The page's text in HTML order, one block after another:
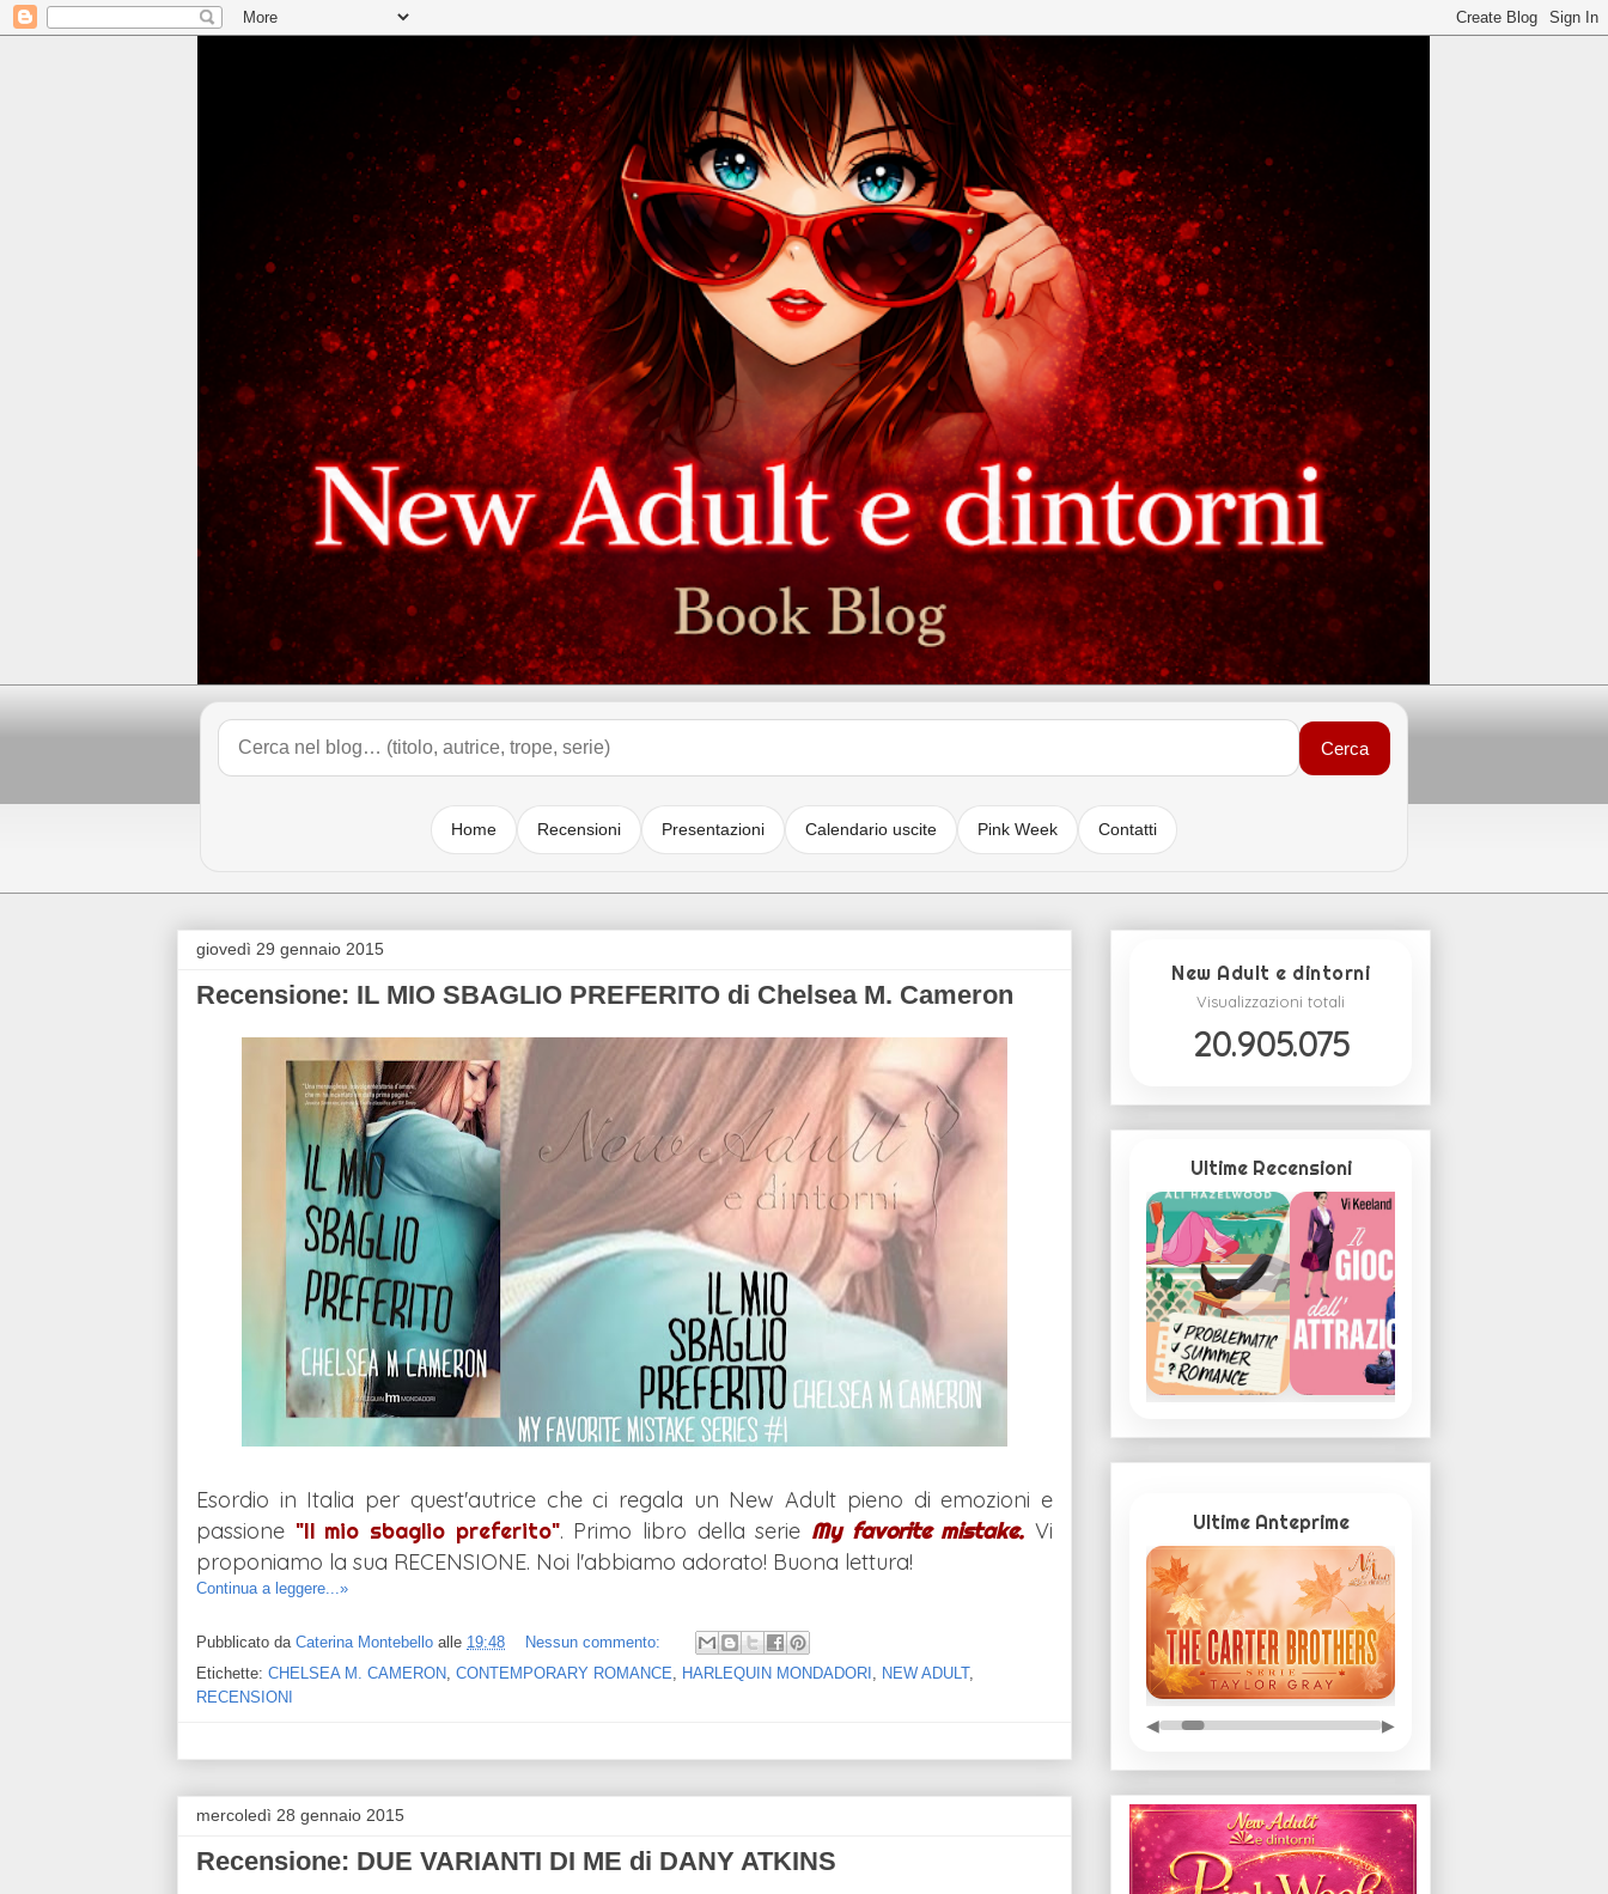
Cerca
Home Recensioni Presentazioni Calendario uscite Pink Week Contatti
giovedì 29 gennaio 2015
Recensione: IL MIO SBAGLIO PREFERITO di Chelsea M. Cameron
Esordio in Italia per quest'autrice che ci regala un New Adult pieno di emozioni e
passione "Il mio sbaglio preferito". Primo libro della serie My favorite mistake. Vi
proponiamo la sua RECENSIONE. Noi l'abbiamo adorato! Buona lettura!
Continua a leggere...»
Pubblicato da Caterina Montebello alle 19:48
Nessun commento:
Etichette: CHELSEA M. CAMERON, CONTEMPORARY ROMANCE, HARLEQUIN MONDADORI , NEW ADULT,
RECENSIONI
mercoledì 28 gennaio 2015
Recensione: DUE VARIANTI DI ME di DANY ATKINS
New Adult e dintorni
Visualizzazioni totali
20.905.075
Ultime Recensioni
Ultime Anteprime
◀ ▶